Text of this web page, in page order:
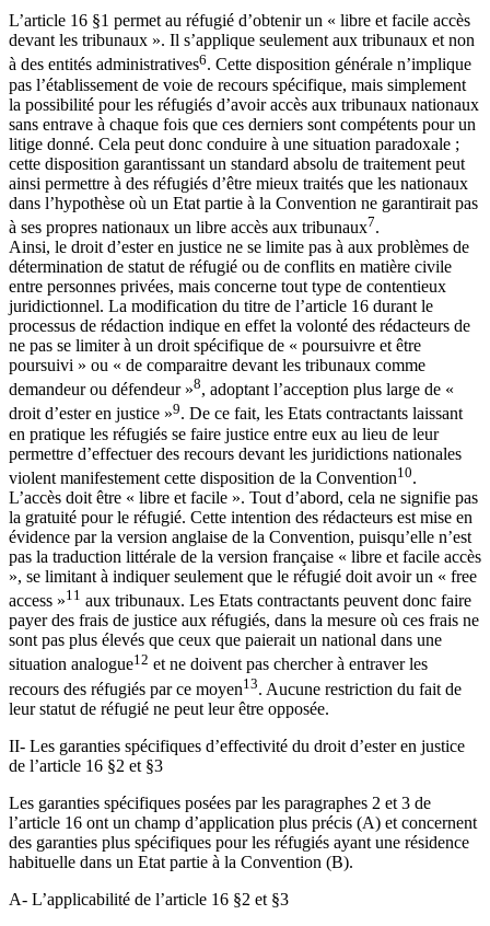
L’article 16 §1 permet au réfugié d’obtenir un « libre et facile accès
devant les tribunaux ». Il s’applique seulement aux tribunaux et non
à des entités administratives6. Cette disposition générale n’implique
pas l’établissement de voie de recours spécifique, mais simplement
la possibilité pour les réfugiés d’avoir accès aux tribunaux nationaux
sans entrave à chaque fois que ces derniers sont compétents pour un
litige donné. Cela peut donc conduire à une situation paradoxale ;
cette disposition garantissant un standard absolu de traitement peut
ainsi permettre à des réfugiés d’être mieux traités que les nationaux
dans l’hypothèse où un Etat partie à la Convention ne garantirait pas
à ses propres nationaux un libre accès aux tribunaux7.
Ainsi, le droit d’ester en justice ne se limite pas à aux problèmes de
détermination de statut de réfugié ou de conflits en matière civile
entre personnes privées, mais concerne tout type de contentieux
juridictionnel. La modification du titre de l’article 16 durant le
processus de rédaction indique en effet la volonté des rédacteurs de
ne pas se limiter à un droit spécifique de « poursuivre et être
poursuivi » ou « de comparaitre devant les tribunaux comme
demandeur ou défendeur »8, adoptant l’acception plus large de «
droit d’ester en justice »9. De ce fait, les Etats contractants laissant
en pratique les réfugiés se faire justice entre eux au lieu de leur
permettre d’effectuer des recours devant les juridictions nationales
violent manifestement cette disposition de la Convention10.
L’accès doit être « libre et facile ». Tout d’abord, cela ne signifie pas
la gratuité pour le réfugié. Cette intention des rédacteurs est mise en
évidence par la version anglaise de la Convention, puisqu’elle n’est
pas la traduction littérale de la version française « libre et facile accès
», se limitant à indiquer seulement que le réfugié doit avoir un « free
access »11 aux tribunaux. Les Etats contractants peuvent donc faire
payer des frais de justice aux réfugiés, dans la mesure où ces frais ne
sont pas plus élevés que ceux que paierait un national dans une
situation analogue12 et ne doivent pas chercher à entraver les
recours des réfugiés par ce moyen13. Aucune restriction du fait de
leur statut de réfugié ne peut leur être opposée.
II- Les garanties spécifiques d’effectivité du droit d’ester en justice
de l’article 16 §2 et §3
Les garanties spécifiques posées par les paragraphes 2 et 3 de
l’article 16 ont un champ d’application plus précis (A) et concernent
des garanties plus spécifiques pour les réfugiés ayant une résidence
habituelle dans un Etat partie à la Convention (B).
A- L’applicabilité de l’article 16 §2 et §3